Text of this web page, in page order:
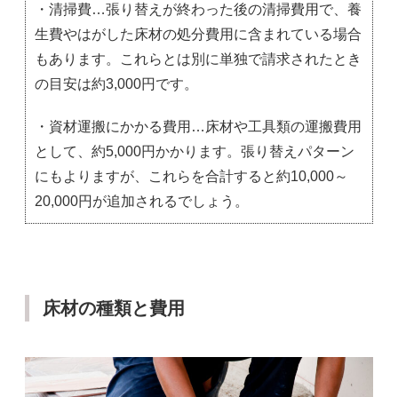
・清掃費…張り替えが終わった後の清掃費用で、養
生費やはがした床材の処分費用に含まれている場合
もあります。これらとは別に単独で請求されたとき
の目安は約3,000円です。
・資材運搬にかかる費用…床材や工具類の運搬費用
として、約5,000円かかります。張り替えパターン
にもよりますが、これらを合計すると約10,000～
20,000円が追加されるでしょう。
床材の種類と費用